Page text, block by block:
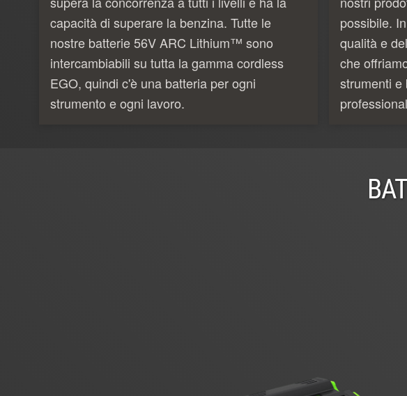
capacità di superare la benzina. Tutte le
nostre batterie 56V ARC Lithium™ sono
intercambiabili su tutta la gamma cordless
EGO, quindi c'è una batteria per ogni
strumento e ogni lavoro.
possibile.
qualità e
che
strumenti e